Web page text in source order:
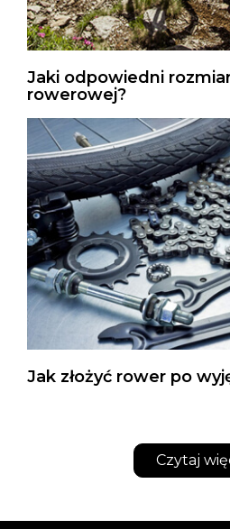
Jaki odpowiedni
rowerowej?
Jak złożyć rower po
Czytaj